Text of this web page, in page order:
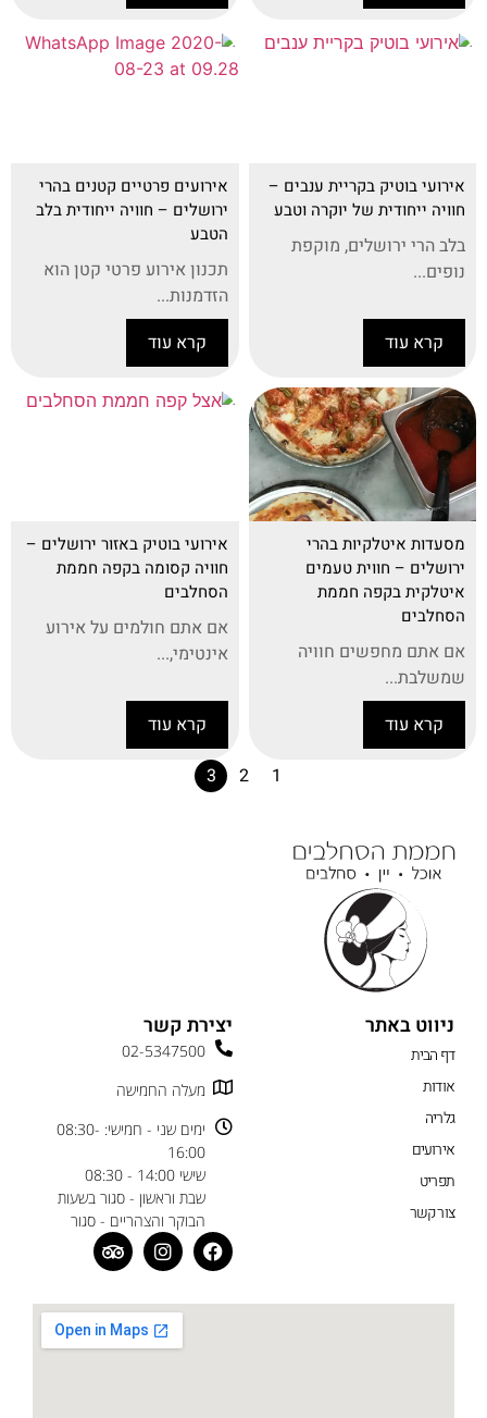
אירועי בוטיק בקריית ענבים –
חוויה ייחודית של יוקרה וטבע
בלב הרי ירושלים, מוקפת
נופים...
קרא עוד
אירועים פרטיים קטנים בהרי
ירושלים – חוויה ייחודית בלב
הטבע
תכנון אירוע פרטי קטן הוא
הזדמנות...
קרא עוד
מסעדות איטלקיות בהרי
ירושלים – חווית טעמים
איטלקית בקפה חממת
הסחלבים
אם אתם מחפשים חוויה
שמשלבת...
קרא עוד
אירועי בוטיק באזור ירושלים –
חוויה קסומה בקפה חממת
הסחלבים
אם אתם חולמים על אירוע
אינטימי,...
קרא עוד
1
2
3
ניווט באתר
דף הבית
אודות
גלריה
אירועים
תפריט
צור קשר
יצירת קשר
02-5347500
מעלה החמישה
ימים שני - חמישי: 08:30-
16:00
שישי 14:00 - 08:30
שבת וראשון - סגור בשעות
הבוקר והצהריים - סגור